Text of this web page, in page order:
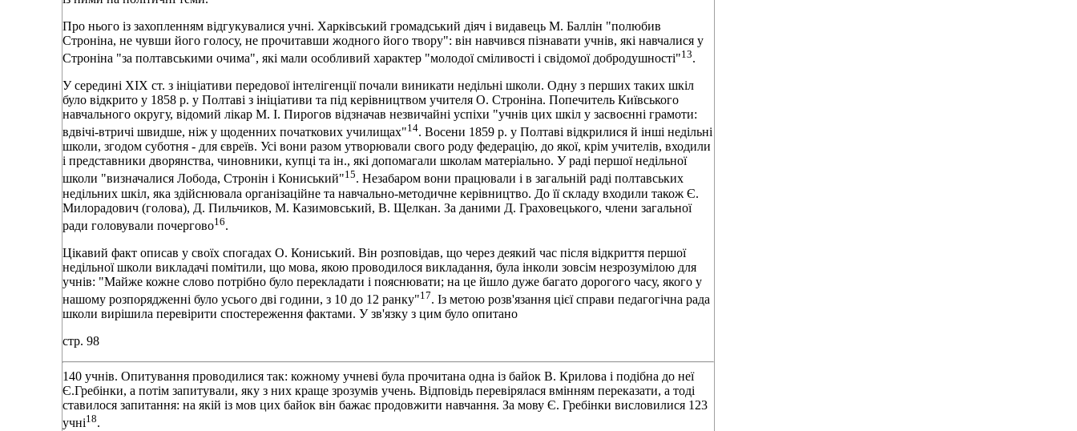
Про нього із захопленням відгукувалися учні. Харківський громадський діяч і видавець М. Баллін "полюбив
Строніна, не чувши його голосу, не прочитавши жодного його твору": він навчився пізнавати учнів, які навчалися у
Строніна "за полтавськими очима", які мали особливий характер "молодої сміливості і свідомої добродушності"13.
У середині XIX ст. з ініціативи передової інтелігенції почали виникати недільні школи. Одну з перших таких шкіл
було відкрито у 1858 р. у Полтаві з ініціативи та під керівництвом учителя О. Строніна. Попечитель Київського
навчального округу, відомий лікар М. І. Пирогов відзначав незвичайні успіхи "учнів цих шкіл у засвоєнні грамоти:
вдвічі-втричі швидше, ніж у щоденних початкових училищах"14. Восени 1859 р. у Полтаві відкрилися й інші недільні
школи, згодом суботня - для євреїв. Усі вони разом утворювали свого роду федерацію, до якої, крім учителів, входили
і представники дворянства, чиновники, купці та ін., які допомагали школам матеріально. У раді першої недільної
школи "визначалися Лобода, Стронін і Кониський"15. Незабаром вони працювали і в загальній раді полтавських
недільних шкіл, яка здійснювала організаційне та навчально-методичне керівництво. До її складу входили також Є.
Милорадович (голова), Д. Пильчиков, М. Казимовський, В. Щелкан. За даними Д. Граховецького, члени загальної
ради головували почергово16.
Цікавий факт описав у своїх спогадах О. Кониський. Він розповідав, що через деякий час після відкриття першої
недільної школи викладачі помітили, що мова, якою проводилося викладання, була інколи зовсім незрозумілою для
учнів: "Майже кожне слово потрібно було перекладати і пояснювати; на це йшло дуже багато дорогого часу, якого у
нашому розпорядженні було усього дві години, з 10 до 12 ранку"17. Із метою розв'язання цієї справи педагогічна рада
школи вирішила перевірити спостереження фактами. У зв'язку з цим було опитано
стр. 98
140 учнів. Опитування проводилися так: кожному учневі була прочитана одна із байок В. Крилова і подібна до неї
Є.Гребінки, а потім запитували, яку з них краще зрозумів учень. Відповідь перевірялася вмінням переказати, а тоді
ставилося запитання: на якій із мов цих байок він бажає продовжити навчання. За мову Є. Гребінки висловилися 123
учні18.